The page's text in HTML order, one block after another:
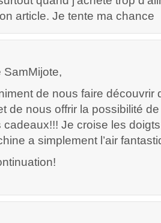
article. Je tente ma chance
SamMijote,
de nous faire découvrir
de nous offrir la possibilité
cadeaux!!! Je croise les
a simplement l’air